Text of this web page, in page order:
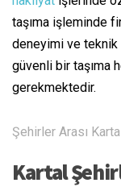
taşıma işleminde
deneyimi ve
güvenli bir taşıma
gerekmektedir.
Şehirler Arası
Kartal